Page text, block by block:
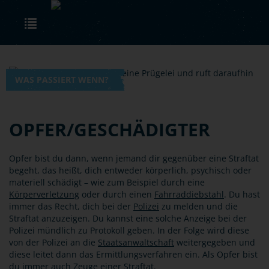
Skip to main content
WAS PASSIERT WENN?
OPFER/GESCHÄDIGTER
Opfer bist du dann, wenn jemand dir gegenüber eine Straftat
begeht, das heißt, dich entweder körperlich, psychisch oder
materiell schädigt – wie zum Beispiel durch eine
Körperverletzung oder durch einen Fahrraddiebstahl. Du hast
immer das Recht, dich bei der Polizei zu melden und die
Straftat anzuzeigen. Du kannst eine solche Anzeige bei der
Polizei mündlich zu Protokoll geben. In der Folge wird diese
von der Polizei an die Staatsanwaltschaft weitergegeben und
diese leitet dann das Ermittlungsverfahren ein. Als Opfer bist
du immer auch Zeuge einer Straftat.